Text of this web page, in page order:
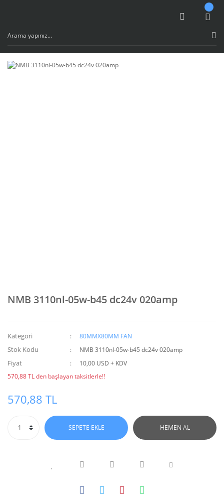
NMB 3110nl-05w-b45 dc24v 020amp
Kategori 80MMX80MM FAN
Stok Kodu NMB 3110nl-05w-b45 dc24v 020amp
Fiyat
10,00 USD + KDV
570,88 TL den başlayan taksitlerle!!
570,88 TL
SEPETE EKLE HEMEN AL